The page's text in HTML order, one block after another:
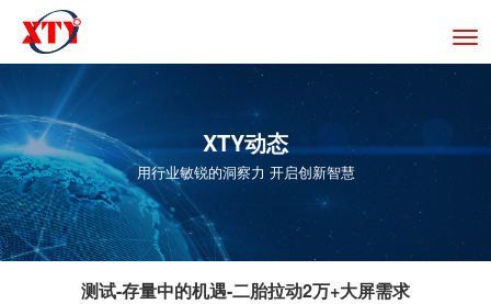
切
换
导
XTY动态
用行业敏锐的洞察力 开启创新智慧
测试-存量中的机遇-二胎拉动2万+大屏需求